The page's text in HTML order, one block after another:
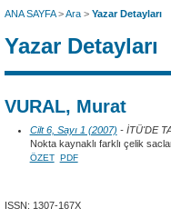
ANA SAYFA>Ara> Yazar Detayları
Yazar Detayları
VURAL, Murat
Cilt 6, Sayı 1 (2007) - İTÜ'DE
Nokta kaynaklı farklı çelik
ÖZET PDF
ISSN: 1307-167X